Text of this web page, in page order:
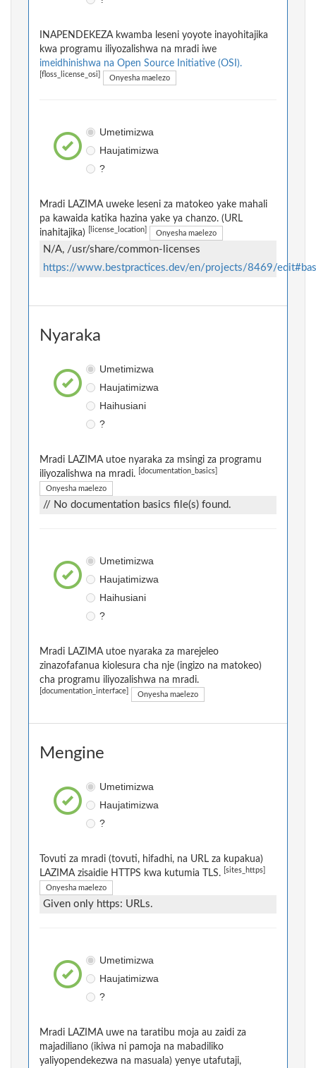
INAPENDEKEZA kwamba leseni yoyote inayohitajika
kwa programu iliyozalishwa na mradi iwe
imeidhinishwa na Open Source Initiative (OSI).
[floss_license_osi] Onyesha maelezo
Umetimizwa
Haujatimizwa
?
Mradi LAZIMA uweke leseni za matokeo yake mahali
pa kawaida katika hazina yake ya chanzo. (URL
inahitajika)
[license_location] Onyesha maelezo
N/A, /usr/share/common-licenses
https://www.bestpractices.dev/en/projects/8469/
Nyaraka
Umetimizwa
Haujatimizwa
Haihusiani
?
Mradi LAZIMA utoe nyaraka za msingi za programu
iliyozalishwa na mradi.
[documentation_basics]
Onyesha maelezo
// No documentation basics file(s) found.
Umetimizwa
Haujatimizwa
Haihusiani
?
Mradi LAZIMA utoe nyaraka za marejeleo
zinazofafanua kiolesura cha nje (ingizo na matokeo)
cha programu iliyozalishwa na mradi.
[documentation_interface] Onyesha maelezo
Mengine
Umetimizwa
Haujatimizwa
?
Tovuti za mradi (tovuti, hifadhi, na URL za kupakua)
LAZIMA zisaidie HTTPS kwa kutumia TLS.
[sites_https]
Onyesha maelezo
Given only https: URLs.
Umetimizwa
Haujatimizwa
?
Mradi LAZIMA uwe na taratibu moja au zaidi za
majadiliano (ikiwa ni pamoja na mabadiliko
yaliyopendekezwa na masuala) yenye utafutaji,